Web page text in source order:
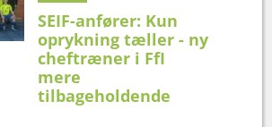
SEIF-anfører: Kun
oprykning tæller - ny
cheftræner i FfI
mere
tilbageholdende